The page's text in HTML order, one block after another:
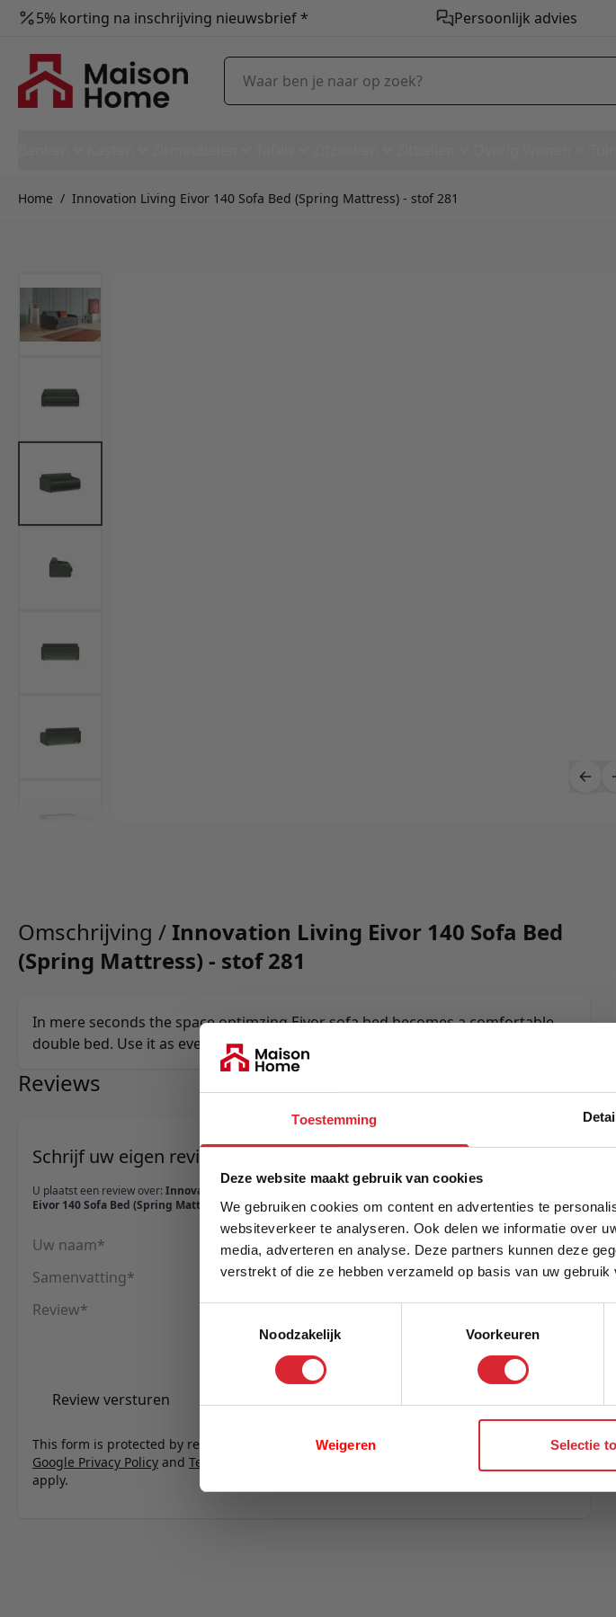
Toestemming
Deze website maakt gebruik van cookies
We gebruiken cookies om content en advertenties te
websiteverkeer te analyseren. Ook delen we informatie over
media, adverteren en analyse. Deze partners kunnen deze
verstrekt of die ze hebben verzameld op basis van uw gebruik
Noodzakelijk
Voorkeuren
Weigeren Selectie
5% korting na inschrijving nieuwsbrief * Persoonlijk advies
Waar ben je naar op zoek?
Home / Innovation Living Eivor 140 Sofa Bed (Spring Mattress) - stof 281
Innovation Living Eivor 140 Sofa Bed (Spring
Omschrijving /Innovation Living Eivor 140 Sofa Bed
(Spring Mattress) - stof 281
In mere seconds the space optimzing Eivor sofa bed becomes a comfortable
double bed. Use it as everyday sofa lounger and everday sleeper.
Reviews
Schrijf uw eigen review
U plaatst een review over: Innovation Living
Eivor 140 Sofa Bed (Spring Mattress) - stof 281
Uw naam
Samenvatting
Review
Review versturen
This form is protected by reCAPTCHA - the
Google Privacy Policy and Terms of Service
apply.
5%
Schrijf je in en ontvang